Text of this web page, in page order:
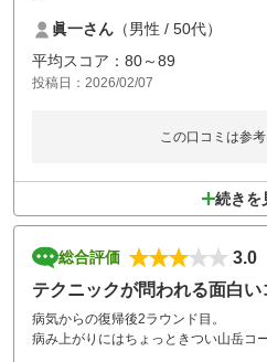
眞一さん （男性 / 50代）
平均スコア：80～89
投稿日：2026/02/07
この口コミは参
続きを
総合評価
3.0
テクニックが問われる面白い
病気からの復帰後2ラウンド目。
病み上がりにはちょっときつい山岳コ